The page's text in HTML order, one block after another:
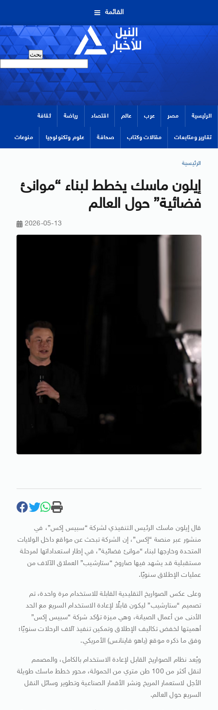
القائمة
الرئيسية مصر عرب عالم اقتصاد رياضة ثقافة
تقارير ومتابعات مقالات وكتاب صحافة علوم وتكنولوجيا منوعات
الرئيسية
إيلون ماسك يخطط لبناء “موانئ
فضائية” حول العالم
2026-05-13
قال إيلون ماسك الرئيس التنفيذي لشركة “سبيس إكس”، في
منشور عبر منصة “إكس”، إن الشركة تبحث عن مواقع داخل الولايات
المتحدة وخارجها لبناء “موانئ فضائية”، في إطار استعداداتها لمرحلة
مستقبلية قد يشهد فيها صاروخ “ستارشيب” العملاق الآلاف من
عمليات الإطلاق سنويًا.
وعلى عكس الصواريخ التقليدية القابلة للاستخدام مرة واحدة، تم
تصميم “ستارشيب” ليكون قابلًا لإعادة الاستخدام السريع مع الحد
الأدنى من أعمال الصيانة، وهي ميزة تؤكد شركة “سبيس إكس”
أهميتها لخفض تكاليف الإطلاق وتمكين تنفيذ آلاف الرحلات سنويًا؛
وفق ما ذكره موقع (ياهو فاينانس) الأمريكي.
ويُعد نظام الصواريخ القابل لإعادة الاستخدام بالكامل، والمصمم
لنقل أكثر من 100 طن متري من الحمولة، محور خطط ماسك طويلة
الأجل لاستعمار المريخ ونشر الأقمار الصناعية وتطوير وسائل النقل
السريع حول العالم.